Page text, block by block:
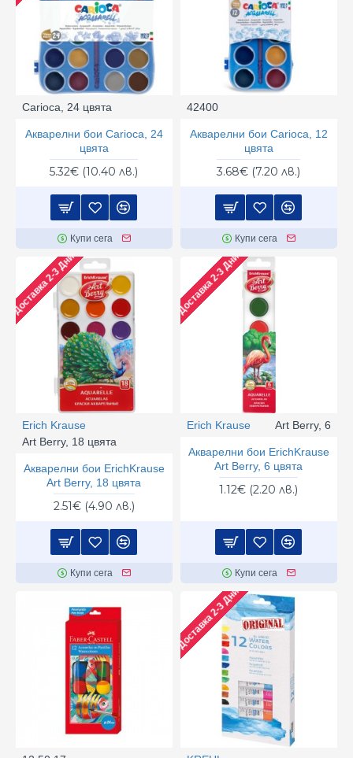
Carioca, 24 цвята
Акварелни бои Carioca, 24
цвята
5.32€ (10.40 лв.)
Купи сега
42400
Акварелни бои Carioca, 12
цвята
3.68€ (7.20 лв.)
Купи сега
Доставка 2-3 Дни
Erich Krause
Art Berry, 18 цвята
Акварелни бои ErichKrause
Art Berry, 18 цвята
2.51€ (4.90 лв.)
Купи сега
Доставка 2-3 Дни
Erich Krause Art Berry, 6
Акварелни бои ErichKrause
Art Berry, 6 цвята
1.12€ (2.20 лв.)
Купи сега
Доставка 2-3 Дни